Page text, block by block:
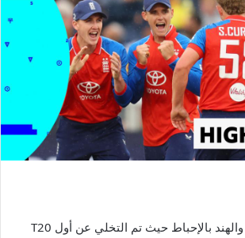
تشعر كل من إنجلترا والهند بالإحباط حيث تم التخلي عن أول T20